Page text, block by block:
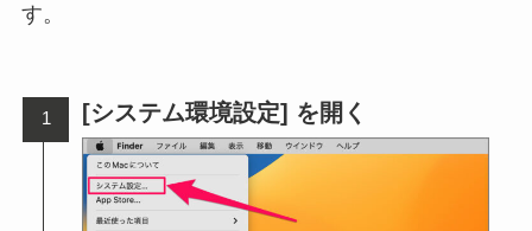
す。
[システム環境設定] を開く